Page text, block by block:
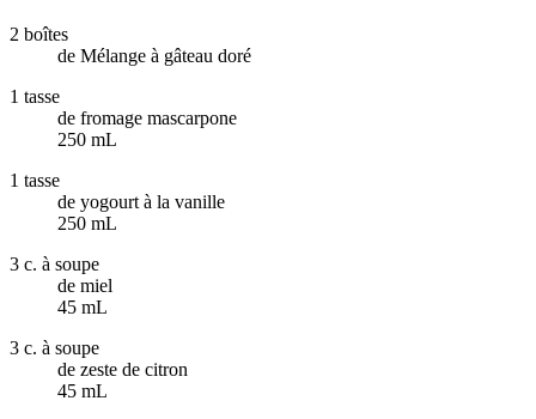
2 boîtes
de Mélange à gâteau doré
1 tasse
de fromage mascarpone
250 mL
1 tasse
de yogourt à la vanille
250 mL
3 c. à soupe
de miel
45 mL
3 c. à soupe
de zeste de citron
45 mL